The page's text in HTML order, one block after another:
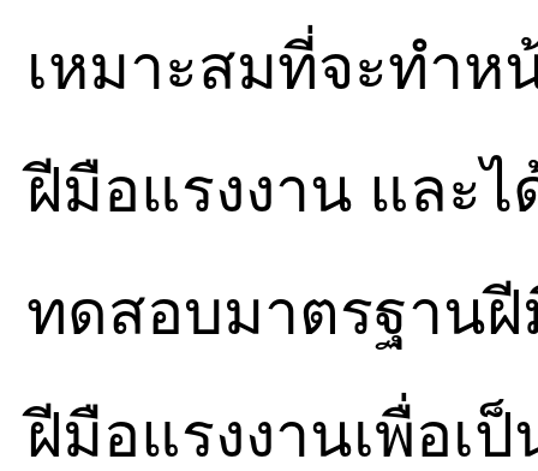
เหมาะสมที่จะทำ
ฝีมือแรงงาน และ
ทดสอบมาตรฐาน
ฝีมือแรงงานเพื่อเ